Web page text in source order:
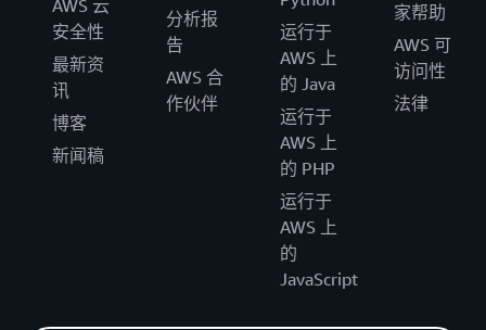
AWS 云
安全性
最新资
讯
博客
新闻稿
分析报
告
AWS 合
作伙伴
运行于
AWS 上
的 Java
运行于
AWS 上
的 PHP
运行于
AWS 上
的
JavaScript
家帮助
AWS 可
访问性
法律